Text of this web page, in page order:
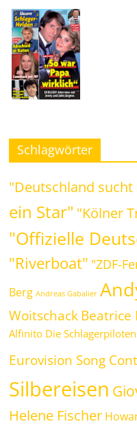
Schlagwörter
"Deutschland
ein Star" "Kölner
"Offizielle
"Riverboat" "ZDF-
Berg Andreas Gabalier
WoitschackBeatrice
Alfinito Die Schlagerpiloten
Eurovision Song
Silbereisen
Helene Fischer